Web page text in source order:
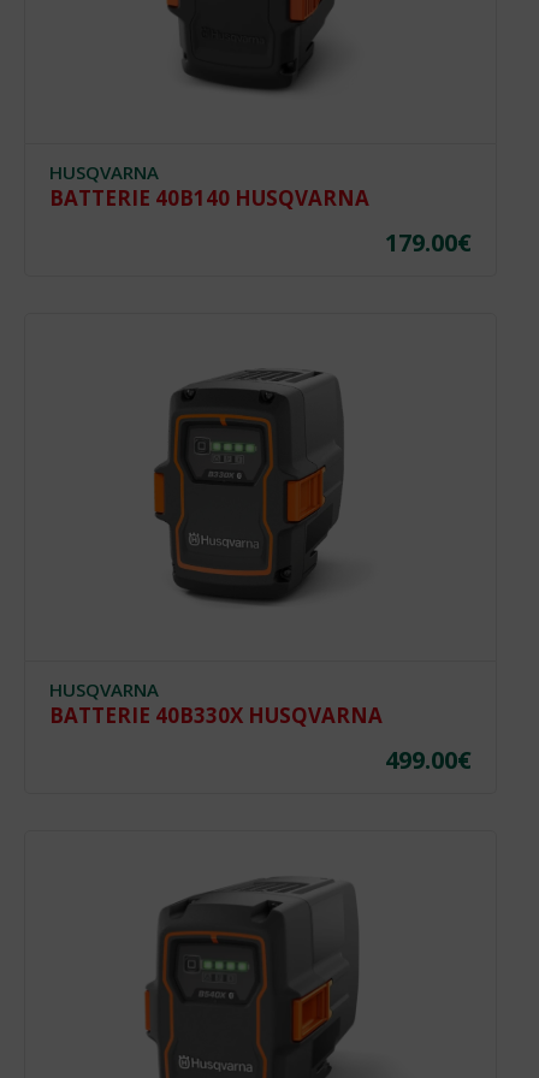
HUSQVARNA
BATTERIE 40B140 HUSQVARNA
179.00€
HUSQVARNA
BATTERIE 40B330X HUSQVARNA
499.00€